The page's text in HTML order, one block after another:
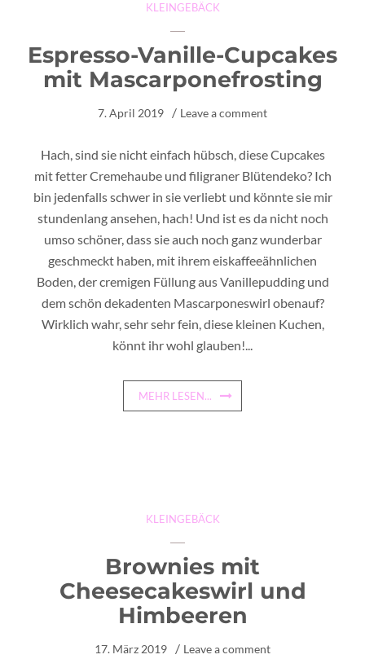
KLEINGEBÄCK
Espresso-Vanille-Cupcakes
mit Mascarponefrosting
7. April 2019 Leave a comment
Hach, sind sie nicht einfach hübsch, diese Cupcakes
mit fetter Cremehaube und filigraner Blütendeko? Ich
bin jedenfalls schwer in sie verliebt und könnte sie mir
stundenlang ansehen, hach! Und ist es da nicht noch
umso schöner, dass sie auch noch ganz wunderbar
geschmeckt haben, mit ihrem eiskaffeeähnlichen
Boden, der cremigen Füllung aus Vanillepudding und
dem schön dekadenten Mascarponeswirl obenauf?
Wirklich wahr, sehr sehr fein, diese kleinen Kuchen,
könnt ihr wohl glauben!...
MEHR LESEN...
KLEINGEBÄCK
Brownies mit
Cheesecakeswirl und
Himbeeren
17. März 2019 Leave a comment